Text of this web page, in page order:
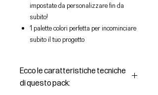
impostate da personalizzare fin da
subito!
1 palette colori perfetta per incominciare
subito il tuo progetto
Ecco le caratteristiche tecniche
di questo pack: